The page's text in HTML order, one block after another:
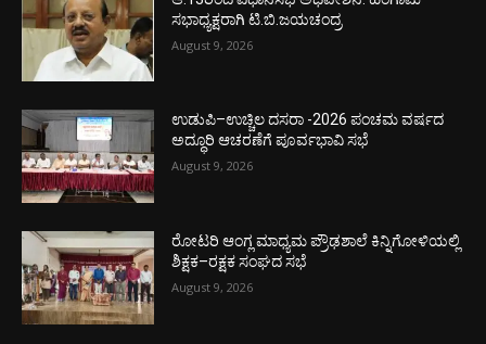
ಸಭಾಧ್ಯಕ್ಷರಾಗಿ ಟಿ.ಬಿ.ಜಯಚಂದ್ರ
August 9, 2026
ಉಡುಪಿ–ಉಚ್ಚಿಲ ದಸರಾ -2026 ಪಂಚಮ ವರ್ಷದ
ಅದ್ಧೂರಿ ಆಚರಣೆಗೆ ಪೂರ್ವಭಾವಿ ಸಭೆ
August 9, 2026
ರೋಟರಿ ಆಂಗ್ಲ ಮಾಧ್ಯಮ ಪ್ರೌಢಶಾಲೆ ಕಿನ್ನಿಗೋಳಿಯಲ್ಲಿ
ಶಿಕ್ಷಕ–ರಕ್ಷಕ ಸಂಘದ ಸಭೆ
August 9, 2026